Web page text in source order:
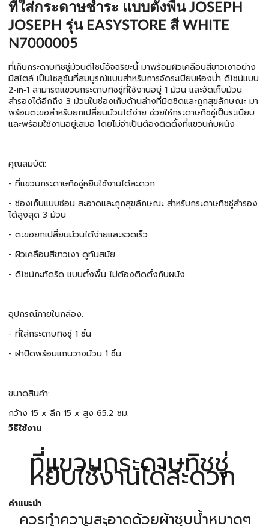
ที่ใส่กระดาษชำระ แบบตั้งพื้น JOSEPH
JOSEPH รุ่น EASYSTORE สี WHITE
N7000005
ที่เก็บกระดาษทิชชู่ม้วนดีไซน์อัจฉริยะนี้ มาพร้อมผิวเคลือบสีขาวเงาอย่าง
มีสไตล์ เป็นโซลูชันที่สมบูรณ์แบบสำหรับการจัดระเบียบห้องน้ำ ดีไซน์แบบ
2‑in‑1 สามารถแขวนกระดาษทิชชู่ที่ใช้งานอยู่ 1 ม้วน และจัดเก็บม้วน
สำรองได้อีกถึง 3 ม้วนในช่องเก็บด้านล่างที่มิดชิดและถูกสุขลักษณะ มา
พร้อมตะขอสำหรับยกเปลี่ยนม้วนได้ง่าย ช่วยให้กระดาษทิชชู่เป็นระเบียบ
และพร้อมใช้งานอยู่เสมอ โดยไม่จำเป็นต้องติดตั้งที่แขวนกับผนัง
คุณสมบัติ:
- ที่แขวนกระดาษทิชชู่หยิบใช้งานได้สะดวก
- ช่องเก็บแบบซ่อน สะอาดและถูกสุขลักษณะ สำหรับกระดาษทิชชู่สำรอง
ได้สูงสุด 3 ม้วน
- ตะขอยกเปลี่ยนม้วนได้ง่ายและรวดเร็ว
- ผิวเคลือบสีขาวเงา ดูทันสมัย
- ดีไซน์กะทัดรัด แบบตั้งพื้น ไม่ต้องติดตั้งกับผนัง
อุปกรณ์ภายในกล่อง:
- ที่ใส่กระดาษทิชชู่ 1 ชิ้น
- ฝาปิดพร้อมแกนวางม้วน 1 ชิ้น
ขนาดสินค้า:
กว้าง 15 x ลึก 15 x สูง 65.2 ซม.
วิธีใช้งาน
ที่แขวนกระดาษทิชชู่
หยิบใช้งานได้สะดวก
คำแนะนำ
ควรทำความสะอาดด้วยผ้าชุบน้ำหมาดๆ